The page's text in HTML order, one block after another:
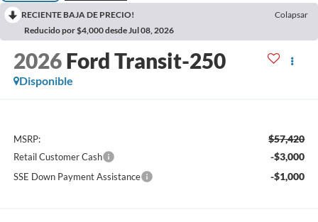
RECIENTE BAJA DE PRECIO!
Colapsar
Reducido por $4,000 desde Jul 08, 2026
2026 Ford Transit-250
Disponible
MSRP: $57,420
Retail Customer Cash -$3,000
SSE Down Payment Assistance -$1,000